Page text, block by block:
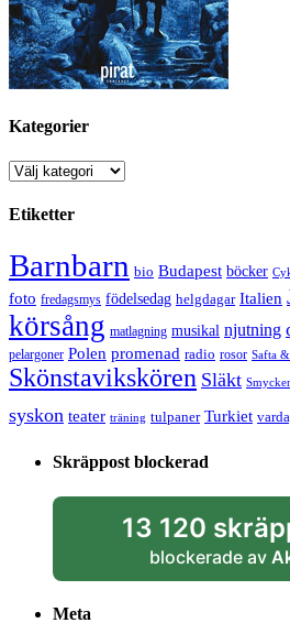
Kategorier
Kategorier
Etiketter
Barnbarn bio Budapest böcker
foto fredagsmys födelsedag helgdagar Italien
körsång matlagning musikal njutning
pelargoner Polen promenad radio rosor Safta
Skönstavikskören Släkt
syskon teater träning tulpaner Turkiet
Skräppost blockerad
13 120
blockerade av
Meta